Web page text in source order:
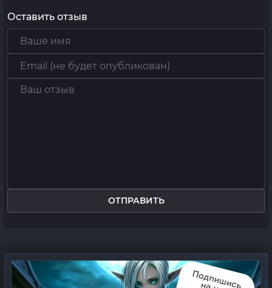
Оставить отзыв
ОТПРАВИТЬ